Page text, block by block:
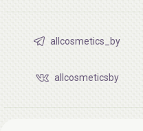
allcosmetics_by
allcosmeticsby